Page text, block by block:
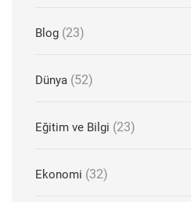
Blog (23)
Dünya (52)
Eğitim ve Bilgi (23)
Ekonomi (32)